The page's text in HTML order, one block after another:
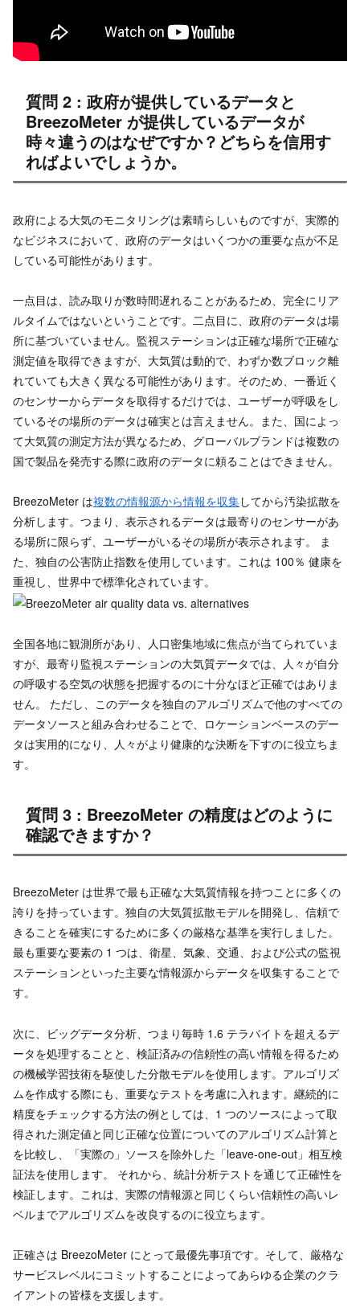
質問 2 : 政府が提供しているデータと
BreezoMeter が提供しているデータが
時々違うのはなぜですか？どちらを信用す
ればよいでしょうか。
政府による大気のモニタリングは素晴らしいものですが、実際的
なビジネスにおいて、政府のデータはいくつかの重要な点が不足
している可能性があります。
一点目は、読み取りが数時間遅れることがあるため、完全にリア
ルタイムではないということです。二点目に、政府のデータは場
所に基づいていません。監視ステーションは正確な場所で正確な
測定値を取得できますが、大気質は動的で、わずか数ブロック離
れていても大きく異なる可能性があります。そのため、一番近く
のセンサーからデータを取得するだけでは、ユーザーが呼吸をし
ているその場所のデータは確実とは言えません。また、国によっ
て大気質の測定方法が異なるため、グローバルブランドは複数の
国で製品を発売する際に政府のデータに頼ることはできません。
BreezoMeter は複数の情報源から情報を収集してから汚染拡散を
分析します。つまり、表示されるデータは最寄りのセンサーがあ
る場所に限らず、ユーザーがいるその場所が表示されます。 ま
た、独自の公害防止指数を使用しています。これは 100％ 健康を
重視し、世界中で標準化されています。
全国各地に観測所があり、人口密集地域に焦点が当てられていま
すが、最寄り監視ステーションの大気質データでは、人々が自分
の呼吸する空気の状態を把握するのに十分なほど正確ではありま
せん。 ただし、このデータを独自のアルゴリズムで他のすべての
データソースと組み合わせることで、ロケーションベースのデー
タは実用的になり、人々がより健康的な決断を下すのに役立ちま
す。
質問 3 : BreezoMeter の精度はどのように
確認できますか？
BreezoMeter は世界で最も正確な大気質情報を持つことに多くの
誇りを持っています。独自の大気質拡散モデルを開発し、信頼で
きることを確実にするために多くの厳格な基準を実行しました。
最も重要な要素の 1 つは、衛星、気象、交通、および公式の監視
ステーションといった主要な情報源からデータを収集することで
す。
次に、ビッグデータ分析、つまり毎時 1.6 テラバイトを超えるデ
ータを処理することと、検証済みの信頼性の高い情報を得るため
の機械学習技術を駆使した分散モデルを使用します。アルゴリズ
ムを作成する際にも、重要なテストを考慮に入れます。継続的に
精度をチェックする方法の例としては、1 つのソースによって取
得された測定値と同じ正確な位置についてのアルゴリズム計算と
を比較し、「実際の」ソースを除外した「leave-one-out」相互検
証法を使用します。 それから、統計分析テストを通じて正確性を
検証します。これは、実際の情報源と同じくらい信頼性の高いレ
ベルまでアルゴリズムを改良するのに役立ちます。
正確さは BreezoMeter にとって最優先事項です。そして、厳格な
サービスレベルにコミットすることによってあらゆる企業のクラ
イアントの皆様を支援します。